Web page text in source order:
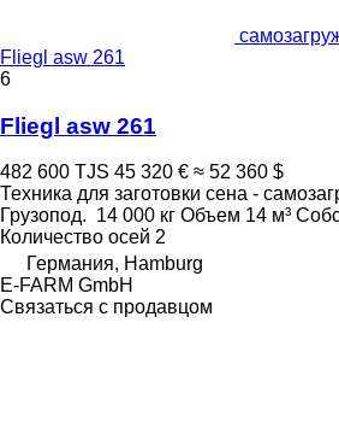
Fliegl asw 261
6
Fliegl asw 261
482 600 TJS 45 320 € ≈ 52 360 $
Техника для заготовки сена -
Грузопод. 14 000 кг Объем 14 м³
Количество осей 2
Германия, Hamburg
E-FARM GmbH
Связаться с продавцом